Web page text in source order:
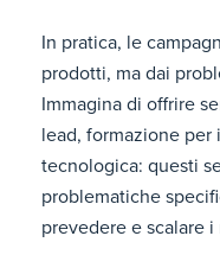
In pratica, le
prodotti, ma dai
Immagina di offrire
lead, formazione
tecnologica: questi
problematiche
prevedere e scalare